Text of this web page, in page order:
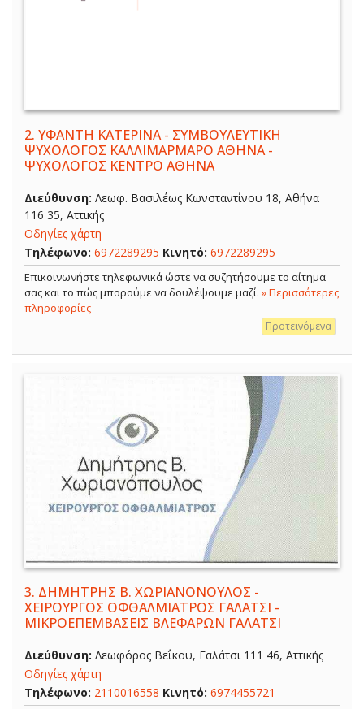
2. ΥΦΑΝΤΗ ΚΑΤΕΡΙΝΑ - ΣΥΜΒΟΥΛΕΥΤΙΚΗ
ΨΥΧΟΛΟΓΟΣ ΚΑΛΛΙΜΑΡΜΑΡΟ ΑΘΗΝΑ -
ΨΥΧΟΛΟΓΟΣ ΚΕΝΤΡΟ ΑΘΗΝΑ
Διεύθυνση: Λεωφ. Βασιλέως Κωνσταντίνου 18, Αθήνα
116 35, Αττικής
Οδηγίες χάρτη
Τηλέφωνο: 6972289295 Κινητό: 6972289295
Επικοινωνήστε τηλεφωνικά ώστε να συζητήσουμε το αίτημα
σας και το πώς μπορούμε να δουλέψουμε μαζί. » Περισσότερες
πληροφορίες
Προτεινόμενα
3. ΔΗΜΗΤΡΗΣ Β. ΧΩΡΙΑΝΟΝΟΥΛΟΣ -
ΧΕΙΡΟΥΡΓΟΣ ΟΦΘΑΛΜΙΑΤΡΟΣ ΓΑΛΑΤΣΙ -
ΜΙΚΡΟΕΠΕΜΒΑΣΕΙΣ ΒΛΕΦΑΡΩΝ ΓΑΛΑΤΣΙ
Διεύθυνση: Λεωφόρος Βεΐκου, Γαλάτσι 111 46, Αττικής
Οδηγίες χάρτη
Τηλέφωνο: 2110016558 Κινητό: 6974455721